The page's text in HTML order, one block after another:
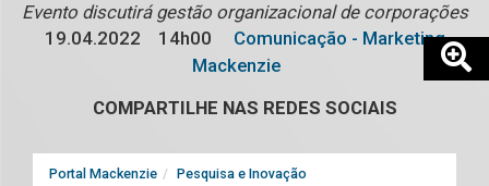
Evento discutirá gestão organizacional de corporações
19.04.2022
14h00
Comunicação - Marketing
Mackenzie
COMPARTILHE NAS REDES SOCIAIS
Portal Mackenzie
Pesquisa e Inovação